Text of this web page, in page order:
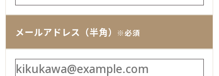
メールアドレス（半角） ※必須